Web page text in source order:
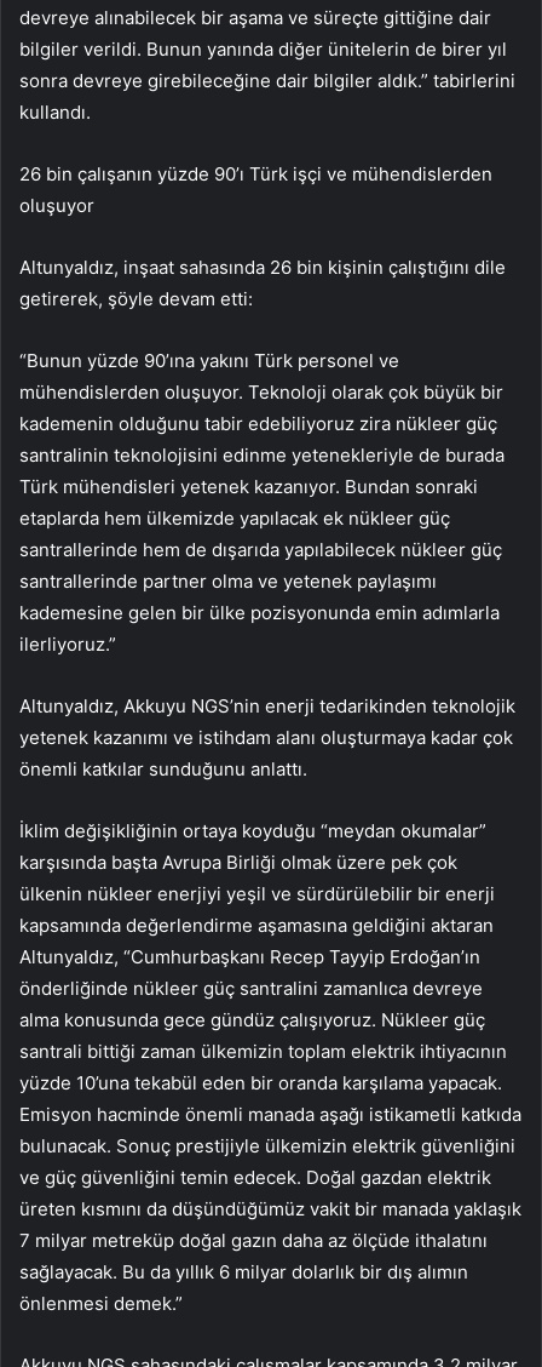
devreye alınabilecek bir aşama ve süreçte gittiğine dair
bilgiler verildi. Bunun yanında diğer ünitelerin de birer yıl
sonra devreye girebileceğine dair bilgiler aldık.” tabirlerini
kullandı.
26 bin çalışanın yüzde 90’ı Türk işçi ve mühendislerden
oluşuyor
Altunyaldız, inşaat sahasında 26 bin kişinin çalıştığını dile
getirerek, şöyle devam etti:
“Bunun yüzde 90’ına yakını Türk personel ve
mühendislerden oluşuyor. Teknoloji olarak çok büyük bir
kademenin olduğunu tabir edebiliyoruz zira nükleer güç
santralinin teknolojisini edinme yetenekleriyle de burada
Türk mühendisleri yetenek kazanıyor. Bundan sonraki
etaplarda hem ülkemizde yapılacak ek nükleer güç
santrallerinde hem de dışarıda yapılabilecek nükleer güç
santrallerinde partner olma ve yetenek paylaşımı
kademesine gelen bir ülke pozisyonunda emin adımlarla
ilerliyoruz.”
Altunyaldız, Akkuyu NGS’nin enerji tedarikinden teknolojik
yetenek kazanımı ve istihdam alanı oluşturmaya kadar çok
önemli katkılar sunduğunu anlattı.
İklim değişikliğinin ortaya koyduğu “meydan okumalar”
karşısında başta Avrupa Birliği olmak üzere pek çok
ülkenin nükleer enerjiyi yeşil ve sürdürülebilir bir enerji
kapsamında değerlendirme aşamasına geldiğini aktaran
Altunyaldız, “Cumhurbaşkanı Recep Tayyip Erdoğan’ın
önderliğinde nükleer güç santralini zamanlıca devreye
alma konusunda gece gündüz çalışıyoruz. Nükleer güç
santrali bittiği zaman ülkemizin toplam elektrik ihtiyacının
yüzde 10’una tekabül eden bir oranda karşılama yapacak.
Emisyon hacminde önemli manada aşağı istikametli katkıda
bulunacak. Sonuç prestijiyle ülkemizin elektrik güvenliğini
ve güç güvenliğini temin edecek. Doğal gazdan elektrik
üreten kısmını da düşündüğümüz vakit bir manada yaklaşık
7 milyar metreküp doğal gazın daha az ölçüde ithalatını
sağlayacak. Bu da yıllık 6 milyar dolarlık bir dış alımın
önlenmesi demek.”